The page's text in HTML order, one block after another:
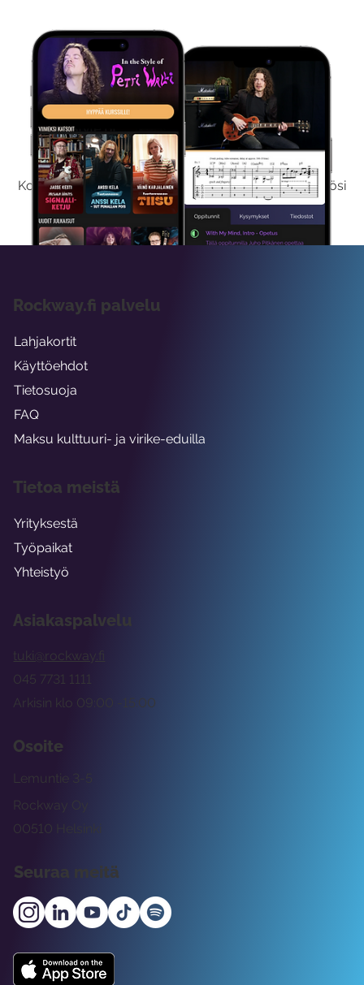
Kokeile Ilmaiseksi
Kokeilemalla ilmaiseksi saat koko sisältömme käyttöösi
viikon ajaksi.
Asiakaspalvelu
tuki@rockway.fi
Arkisin klo 09:00 -15:00
045 7731 1111
Osoite
Rockway Oy
Lemuntie 3-5
00510 Helsinki
Seuraa meitä
Rockway.fi palvelu
Lahjakortit
Käyttöehdot
Tietosuoja
FAQ
Maksu kulttuuri- ja virike-eduilla
Tietoa meistä
Yrityksestä
Työpaikat
Yhteistyö